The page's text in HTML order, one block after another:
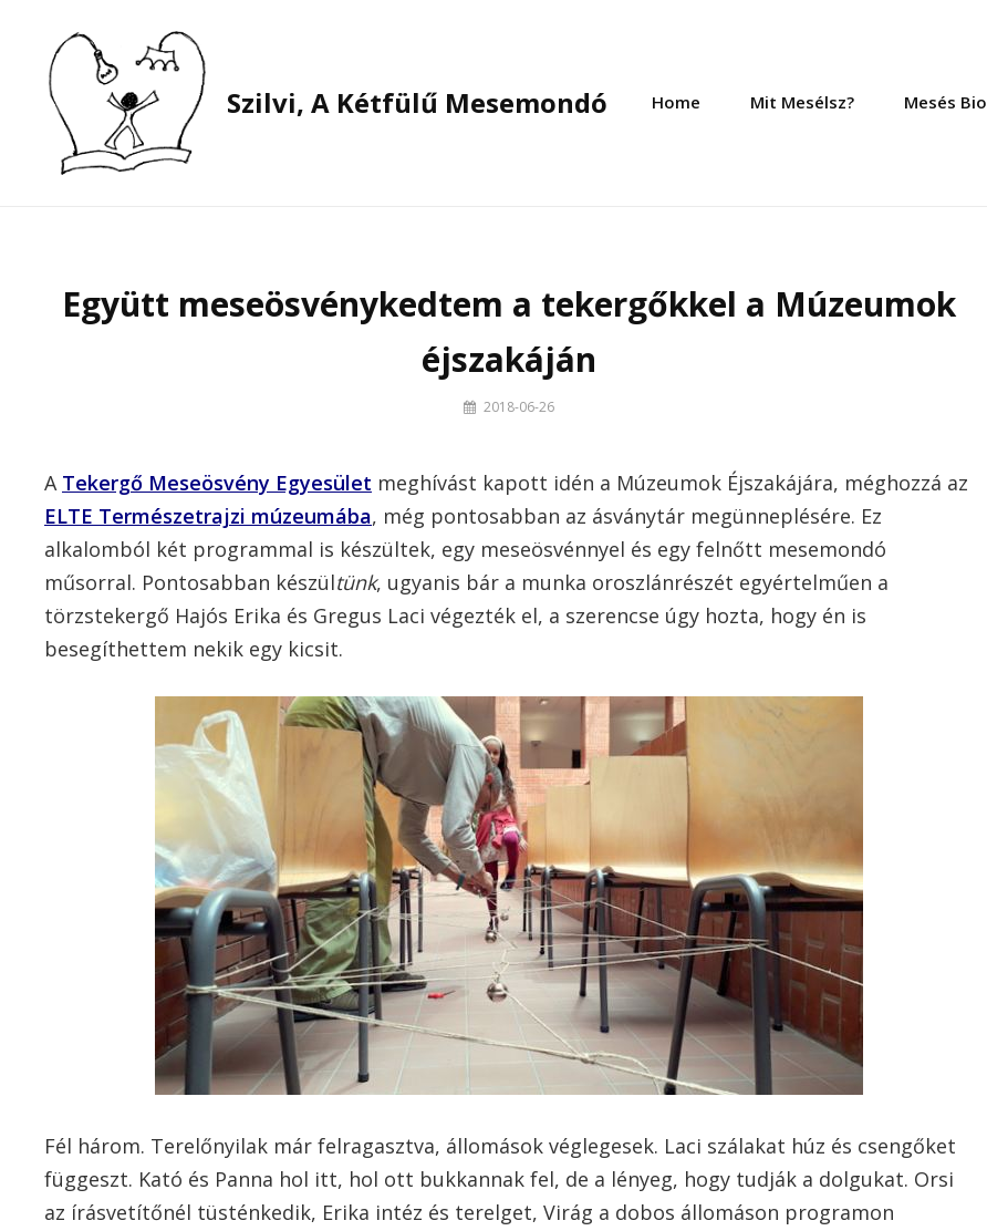
content
Szilvi, A Kétfülű Mesemondó Home Mit Mesélsz? Mesés Bio
Együtt meseösvénykedtem a tekergőkkel a Múzeumok
éjszakáján
By 2018-06-26
A Tekergő Meseösvény Egyesület meghívást kapott idén a Múzeumok Éjszakájára, méghozzá az
ELTE Természetrajzi múzeumába, még pontosabban az ásványtár megünneplésére. Ez
alkalomból két programmal is készültek, egy meseösvénnyel és egy felnőtt mesemondó
műsorral. Pontosabban készültünk, ugyanis bár a munka oroszlánrészét egyértelműen a
törzstekergő Hajós Erika és Gregus Laci végezték el, a szerencse úgy hozta, hogy én is
besegíthettem nekik egy kicsit.
Fél három. Terelőnyilak már felragasztva, állomások véglegesek. Laci szálakat húz és csengőket
függeszt. Kató és Panna hol itt, hol ott bukkannak fel, de a lényeg, hogy tudják a dolgukat. Orsi
az írásvetítőnél tüsténkedik, Erika intéz és terelget, Virág a dobos állomáson programon